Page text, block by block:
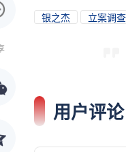
银之杰 立案调查
用户评论